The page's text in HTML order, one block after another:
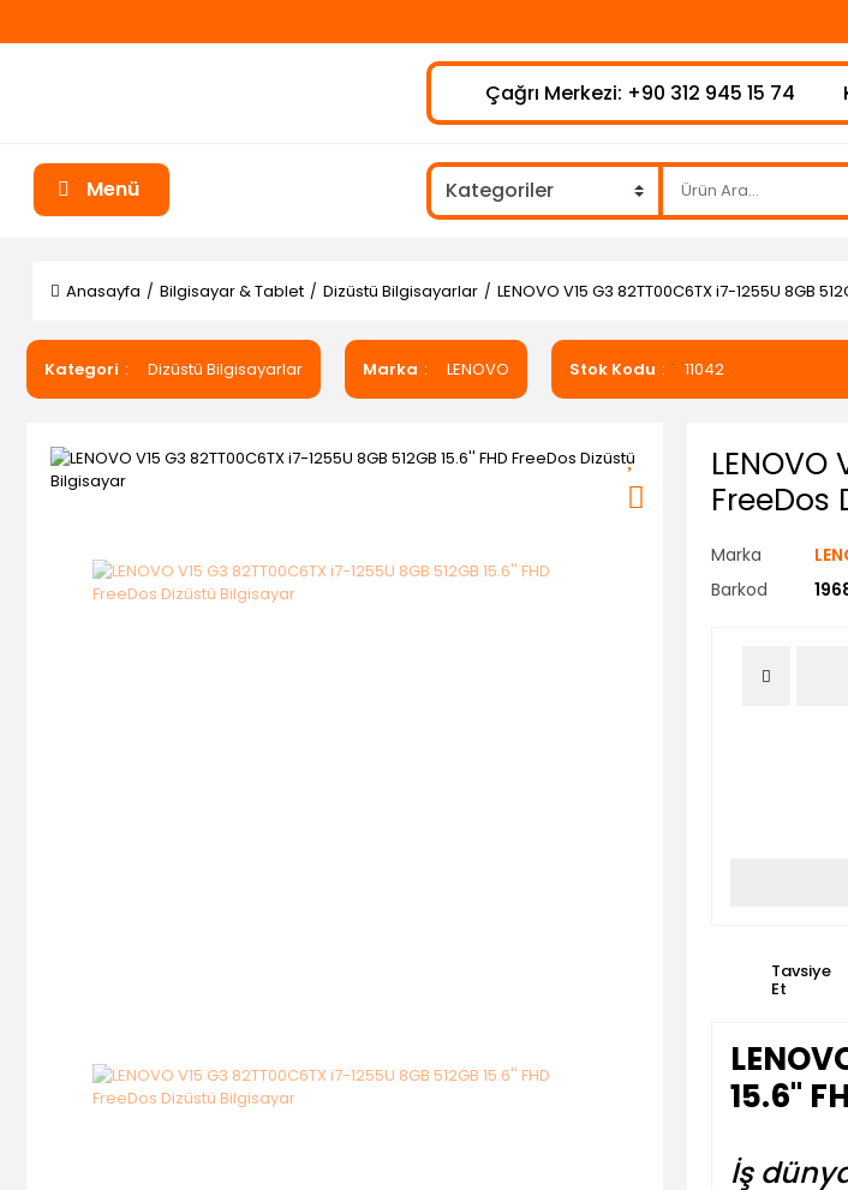
Çağrı Merkezi: +90 312 945 15 74
Menü
Anasayfa Bilgisayar & Tablet Dizüstü Bilgisayarlar LENOVO V15 G3 82TT00C6TX i7-1255U 8GB
Kategori Dizüstü Bilgisayarlar Marka LENOVO Stok Kodu 11042
LENOVO
FreeDos
Marka
Barkod
Tavsiye
Et
15.6''
İş